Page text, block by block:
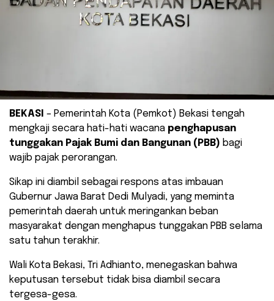
BEKASI – Pemerintah Kota (Pemkot) Bekasi tengah
mengkaji secara hati-hati wacana penghapusan
tunggakan Pajak Bumi dan Bangunan (PBB) bagi
wajib pajak perorangan.
Sikap ini diambil sebagai respons atas imbauan
Gubernur Jawa Barat Dedi Mulyadi, yang meminta
pemerintah daerah untuk meringankan beban
masyarakat dengan menghapus tunggakan PBB selama
satu tahun terakhir.
Wali Kota Bekasi, Tri Adhianto, menegaskan bahwa
keputusan tersebut tidak bisa diambil secara
tergesa-gesa.